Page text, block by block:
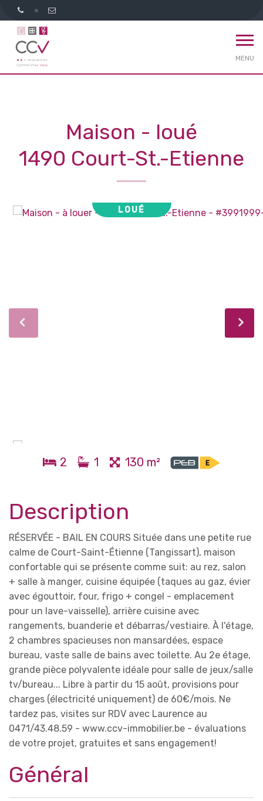
MENU
Maison - loué
1490 Court-St.-Etienne
LOUÉ
2 1 130 m²
Description
RÉSERVÉE - BAIL EN COURS Située dans une petite rue
calme de Court-Saint-Étienne (Tangissart), maison
confortable qui se présente comme suit: au rez, salon
+ salle à manger, cuisine équipée (taques au gaz, évier
avec égouttoir, four, frigo + congel - emplacement
pour un lave-vaisselle), arrière cuisine avec
rangements, buanderie et débarras/vestiaire. À l'étage,
2 chambres spacieuses non mansardées, espace
bureau, vaste salle de bains avec toilette. Au 2e étage,
grande pièce polyvalente idéale pour salle de jeux/salle
tv/bureau... Libre à partir du 15 août, provisions pour
charges (électricité uniquement) de 60€/mois. Ne
tardez pas, visites sur RDV avec Laurence au
0471/43.48.59 - www.ccv-immobilier.be - évaluations
de votre projet, gratuites et sans engagement!
Général